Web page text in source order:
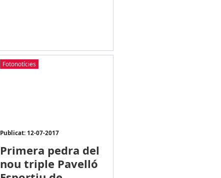
Fotonotícies
Publicat: 12-07-2017
Primera pedra del
nou triple Pavelló